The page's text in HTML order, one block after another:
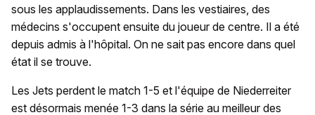
sous les applaudissements. Dans les vestiaires, des
médecins s'occupent ensuite du joueur de centre. Il a été
depuis admis à l'hôpital. On ne sait pas encore dans quel
état il se trouve.
Les Jets perdent le match 1-5 et l'équipe de Niederreiter
est désormais menée 1-3 dans la série au meilleur des